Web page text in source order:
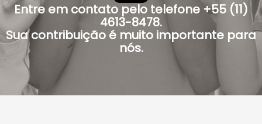
Entre em contato pelo telefone +55 (11)
4613-8478.
Sua contribuição é muito importante para
nós.